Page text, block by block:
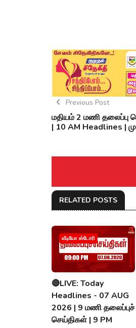
Previous Post
மதியம் 2 மணி தலைப்பு
| 10 AM Headlines |
RELATED POSTS
வீடியோ ஸ்டோரி
🔴LIVE: Today
Headlines - 07 AUG
2026 | 9 மணி தலைப்புச்
செய்திகள் | 9 PM